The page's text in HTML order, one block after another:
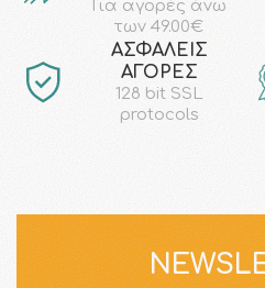
Για αγορές άνω
των 49.00€
AΣΦΑΛΕΙΣ
ΑΓΟΡΕΣ
128 bit SSL
protocols